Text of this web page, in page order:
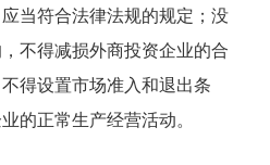
当符合法律法规的规定；没
不得减损外商投资企业的合
得设置市场准入和退出条
的正常生产经营活动。